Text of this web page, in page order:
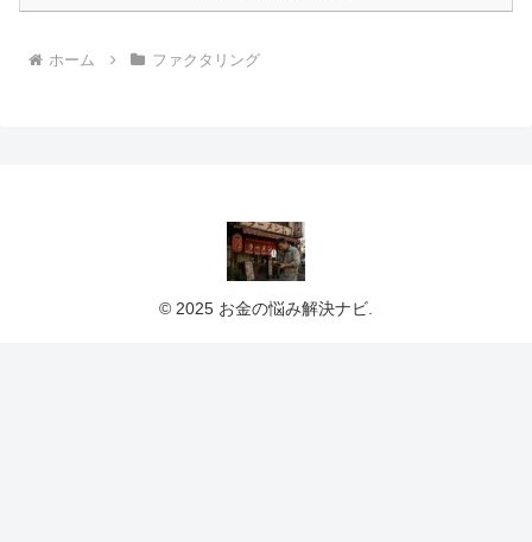
ホーム ファクタリング
© 2025 お金の悩み解決ナビ.